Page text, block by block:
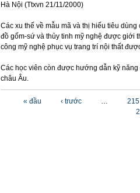
Hà Nội (Ttxvn 21/11/2000)
Các xu thế về mẫu mã và thị hiếu tiêu
đồ gốm-sứ và thủy tinh mỹ nghệ được giới
công mỹ nghệ phục vụ trang trí nội thất
Các học viên còn được hướng dẫn kỹ
châu Âu.
« đầu ‹ trước … 215